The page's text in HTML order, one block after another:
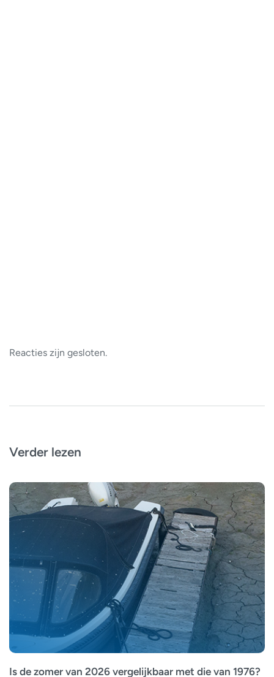
Reacties zijn gesloten.
Verder lezen
Is de zomer van 2026 vergelijkbaar met die van 1976?